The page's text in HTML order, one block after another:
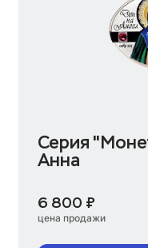
Серия
Анна
6 800 ₽
цена продажи